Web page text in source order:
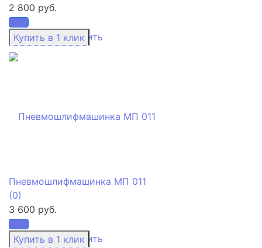
избранное сравнить
2 800 руб.
избранное сравнить
Пневмошлифмашинка МП 011
(0)
3 600 руб.